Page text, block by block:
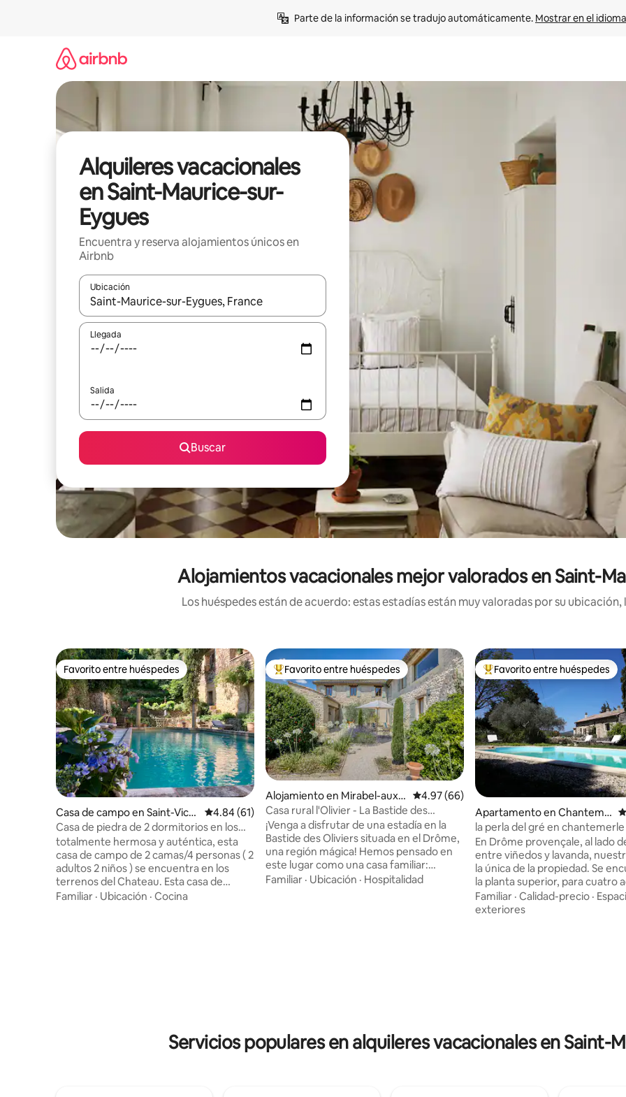
Parte de la información se tradujo automáticamente. Mostrar en el
Alquileres vacacionales
en Saint-Maurice-sur-
Eygues
Encuentra y reserva alojamientos únicos en
Airbnb
Ubicación
Cuando los resultados estén disponibles, navega con las teclas de flecha hacia arriba y hacia abajo o explora con el
Llegada
Salida
Buscar
Alojamientos vacacionales mejor valorados en Saint-
Los huéspedes están de acuerdo: estas estadías están muy valoradas por su
Favorito entre huéspedes
Favorito entre huéspedes
Casa de campo en Saint-Vict
or-la-Coste
Calificación promedio: 4.84 de 5, 61 reseñas
4.84 (61)
Casa de piedra de 2 dormitorios en los
terrenos de un castillo del siglo XVI
totalmente hermosa y auténtica, esta
casa de campo de 2 camas/4 personas ( 2
adultos 2 niños ) se encuentra en los
terrenos del Chateau. Esta casa de
campo tiene un dormitorio doble y 2
Familiar · Ubicación · Cocina
Favorito entre huéspedes preferido
Favorito entre huéspedes
Alojamiento en Mirabel-aux-
Baronnies
Calificación promedio: 4.97 de 5, 66 reseñas
4.97 (66)
Casa rural l'Olivier - La Bastide des
Oliviers Provence
¡Venga a disfrutar de una estadía en la
Bastide des Oliviers situada en el Drôme,
una región mágica! Hemos pensado en
este lugar como una casa familiar:
vivimos en el lugar en una parte de la
Familiar · Ubicación · Hospitalidad
Favorito entre huéspedes
Favorito entre huéspedes
Apartamento en Chanteme
rle-lès-Grignan
la perla del gré en chantemerle
grignan (26)
En Drôme provençale, al lado
entre viñedos y lavanda,
la única de la propiedad. Se
la planta superior, para cuatro
contiguo a la masía de los
Sala de estar de 48 m2, con
Familiar · Calidad-precio ·
exteriores
Servicios populares en alquileres vacacionales en Saint-